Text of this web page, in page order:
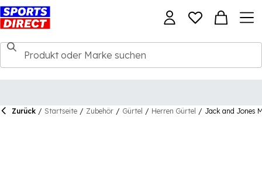
Zurück / Startseite / Zubehör / Gürtel / Herren Gürtel / Jack and Jones